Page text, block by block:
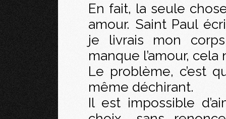
En fait, la seule
amour. Saint Paul
je livrais mon
manque l’amour, cela
Le problème, c’est
même déchirant.
Il est impossible